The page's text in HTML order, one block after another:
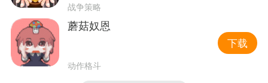
战争策略
蘑菇奴恩
动作格斗
下载